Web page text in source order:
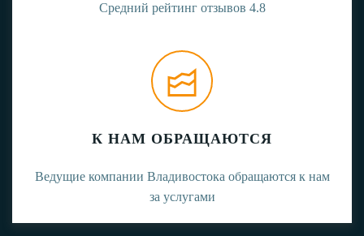
Средний рейтинг отзывов 4.8
К НАМ ОБРАЩАЮТСЯ
Ведущие компании Владивостока обращаются к нам
за услугами